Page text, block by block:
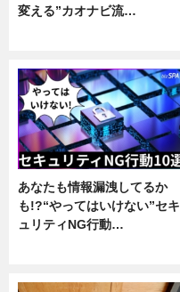
変える”カオナビ流…
あなたも情報漏洩してるか
も!?“やってはいけない”セキ
ュリティNG行動…